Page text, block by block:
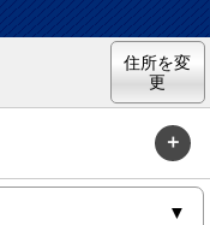
住所を変
更